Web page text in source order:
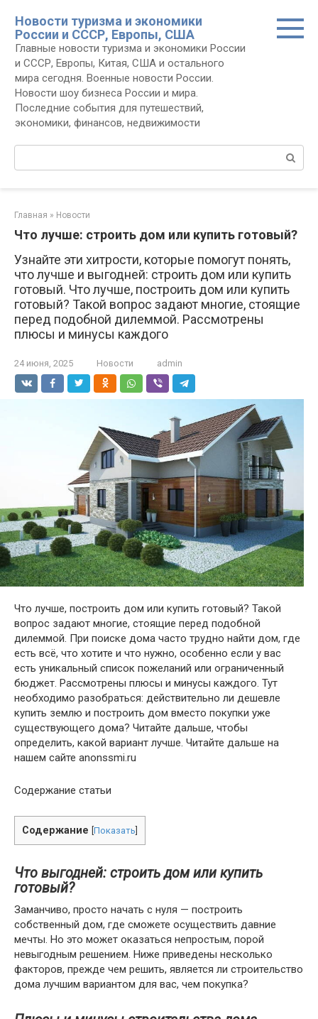
контенту
Новости туризма и экономики
России и СССР, Европы, США
Главные новости туризма и экономики России
и СССР, Европы, Китая, США и остального
мира сегодня. Военные новости России.
Новости шоу бизнеса России и мира.
Последние события для путешествий,
экономики, финансов, недвижимости
Поиск:
Главная » Новости
Что лучше: строить дом или купить готовый?
Узнайте эти хитрости, которые помогут понять,
что лучше и выгодней: строить дом или купить
готовый. Что лучше, построить дом или купить
готовый? Такой вопрос задают многие, стоящие
перед подобной дилеммой. Рассмотрены
плюсы и минусы каждого
24 июня, 2025 Новости admin
Что лучше, построить дом или купить готовый? Такой
вопрос задают многие, стоящие перед подобной
дилеммой. При поиске дома часто трудно найти дом, где
есть всё, что хотите и что нужно, особенно если у вас
есть уникальный список пожеланий или ограниченный
бюджет. Рассмотрены плюсы и минусы каждого. Тут
необходимо разобраться: действительно ли дешевле
купить землю и построить дом вместо покупки уже
существующего дома? Читайте дальше, чтобы
определить, какой вариант лучше. Читайте дальше на
нашем сайте anonssmi.ru
Содержание статьи
Содержание Показать
Что выгодней: строить дом или купить
готовый?
Заманчиво, просто начать с нуля — построить
собственный дом, где сможете осуществить давние
мечты. Но это может оказаться непростым, порой
невыгодным решением. Ниже приведены несколько
факторов, прежде чем решить, является ли строительство
дома лучшим вариантом для вас, чем покупка?